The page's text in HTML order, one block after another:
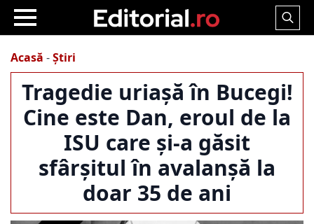
Search
Acasă -Știri
Tragedie uriașă în Bucegi!
Cine este Dan, eroul de la
ISU care și-a găsit
sfârșitul în avalanșă la
doar 35 de ani